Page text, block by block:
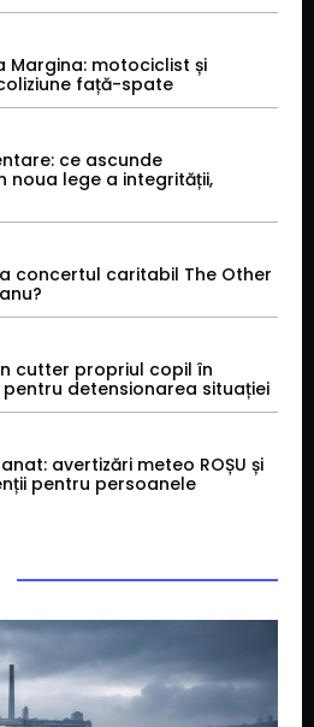
Margina: motociclist și
față-spate
ce ascunde
noua lege a integrității,
concertul caritabil The Other
cutter propriul copil în
pentru detensionarea situației
avertizări meteo ROȘU și
pentru persoanele